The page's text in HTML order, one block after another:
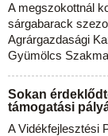
A megszokottnál
sárgabarack
Agrárgazdasági
Gyümölcs
Sokan
támogatási
A Vidékfejlesztési